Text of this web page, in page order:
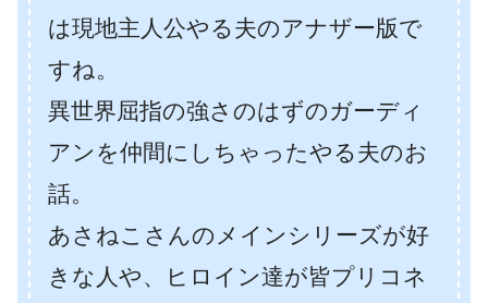
は現地主人公やる夫のアナザー版で
すね。
異世界屈指の強さのはずのガーディ
アンを仲間にしちゃったやる夫のお
話。
あさねこさんのメインシリーズが好
きな人や、ヒロイン達が皆プリコネ